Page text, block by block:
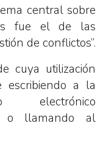
central sobre
fue el de las
de conflictos”.
cuya utilización
escribiendo a la
o llamando al